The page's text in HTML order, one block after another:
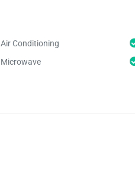
Air Conditioning
Microwave